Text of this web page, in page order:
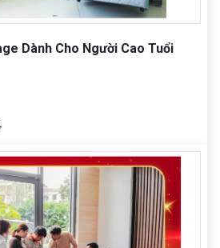
Dành Cho Người Cao Tuổi